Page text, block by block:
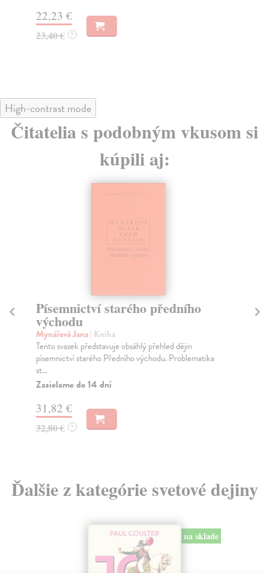
22,23 €
23,40 € ?
High-contrast mode
Čitatelia s podobným vkusom si
kúpili aj:
Písemnictví starého předního
východu
Mynářová Jana| Kniha
Tento svazek představuje obsáhlý přehled dějin
písemnictví starého Předního východu. Problematika
st...
Zasielame do 14 dní
31,82 €
32,80 € ?
Ďalšie z kategórie svetové dejiny
na sklade